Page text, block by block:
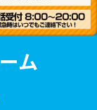
ム